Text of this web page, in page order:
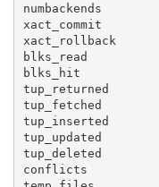
numbackends
xact_commit
xact_rollback
blks_read
blks_hit
tup_returned
tup_fetched
tup_inserted
tup_updated
tup_deleted
conflicts